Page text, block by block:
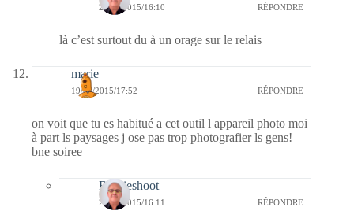
23/04/2015/16:10 RÉPONDRE
là c’est surtout du à un orage sur le relais
marie
19/04/2015/17:52 RÉPONDRE
on voit que tu es habitué a cet outil l appareil photo moi
à part ls paysages j ose pas trop photografier ls gens!
bne soiree
Bernieshoot
23/04/2015/16:11 RÉPONDRE